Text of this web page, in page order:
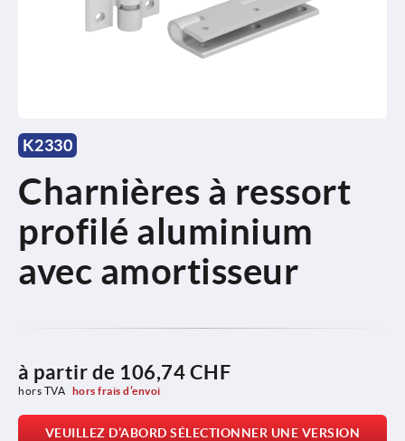
K2330
Charnières à ressort
profilé aluminium
avec amortisseur
à partir de 106,74 CHF
hors TVA hors frais d’envoi
VEUILLEZ D’ABORD SÉLECTIONNER UNE VERSION